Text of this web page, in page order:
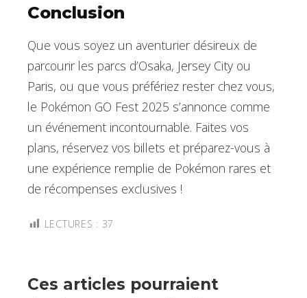
Conclusion
Que vous soyez un aventurier désireux de
parcourir les parcs d’Osaka, Jersey City ou
Paris, ou que vous préfériez rester chez vous,
le Pokémon GO Fest 2025 s’annonce comme
un événement incontournable. Faites vos
plans, réservez vos billets et préparez-vous à
une expérience remplie de Pokémon rares et
de récompenses exclusives !
LECTURES : 37
Ces articles pourraient